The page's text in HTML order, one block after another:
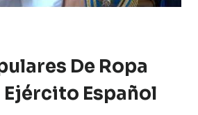
De Ropa
Español